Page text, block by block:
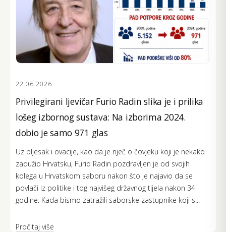
22.06.2026
Privilegirani ljevičar Furio Radin slika je i prilika
lošeg izbornog sustava: Na izborima 2024.
dobio je samo 971 glas
Uz pljesak i ovacije, kao da je riječ o čovjeku koji je nekako
zadužio Hrvatsku, Furio Radin pozdravljen je od svojih
kolega u Hrvatskom saboru nakon što je najavio da se
povlači iz politike i tog najvišeg državnog tijela nakon 34
godine. Kada bismo zatražili saborske zastupnike koji s...
Pročitaj više